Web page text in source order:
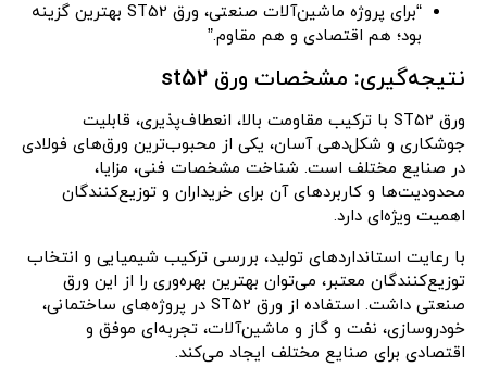
“برای پروژه ماشین‌آلات صنعتی، ورق ST52 بهترین گزینه
بود؛ هم اقتصادی و هم مقاوم.”
نتیجه‌گیری: مشخصات ورق st52
ورق ST52 با ترکیب مقاومت بالا، انعطاف‌پذیری، قابلیت
جوشکاری و شکل‌دهی آسان، یکی از محبوب‌ترین ورق‌های فولادی
در صنایع مختلف است. شناخت مشخصات فنی، مزایا،
محدودیت‌ها و کاربردهای آن برای خریداران و توزیع‌کنندگان
اهمیت ویژه‌ای دارد.
با رعایت استانداردهای تولید، بررسی ترکیب شیمیایی و انتخاب
توزیع‌کنندگان معتبر، می‌توان بهترین بهره‌وری را از این ورق
صنعتی داشت. استفاده از ورق ST52 در پروژه‌های ساختمانی،
خودروسازی، نفت و گاز و ماشین‌آلات، تجربه‌ای موفق و
اقتصادی برای صنایع مختلف ایجاد می‌کند.